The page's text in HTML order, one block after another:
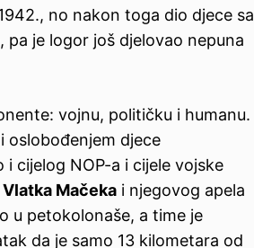
no nakon toga dio djece sa
je logor još djelovao nepuna
vojnu, političku i humanu.
oslobođenjem djece
cijelog NOP-a i cijele vojske
Vlatka Mačeka i njegovog apela
u petokolonaše, a time je
da je samo 13 kilometara od